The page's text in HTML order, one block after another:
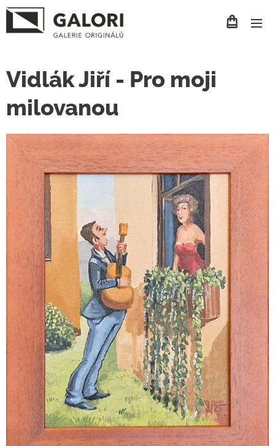
Vidlák Jiří - Pro moji
milovanou